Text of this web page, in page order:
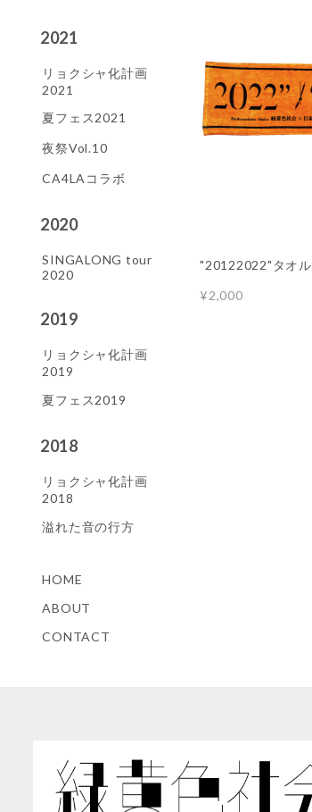
"20122022"タオル
¥2,000
2021
リョクシャ化計画
2021
夏フェス2021
夜祭Vol.10
CA4LAコラボ
2020
SINGALONG tour
2020
2019
リョクシャ化計画
2019
夏フェス2019
2018
リョクシャ化計画
2018
溢れた音の行方
HOME
ABOUT
CONTACT